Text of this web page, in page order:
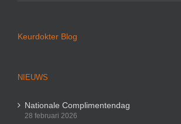
Keurdokter Blog
NIEUWS
Nationale Complimentendag
28 februari 2026